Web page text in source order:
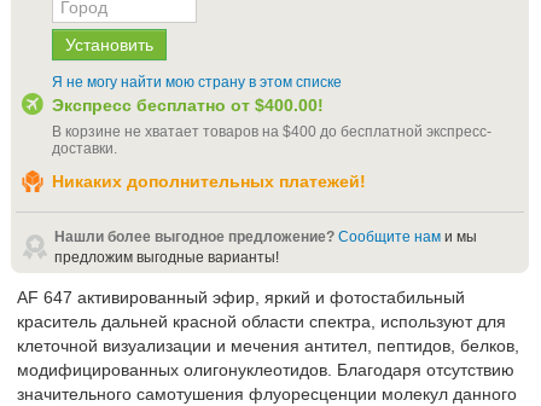
Я не могу найти мою страну в этом списке
Экспресс бесплатно от $400.00!
В корзине не хватает товаров на $400 до бесплатной экспресс-
доставки.
Никаких дополнительных платежей!
Нашли более выгодное предложение? Сообщите нам и мы
предложим выгодные варианты!
AF 647 активированный эфир, яркий и фотостабильный
краситель дальней красной области спектра, используют для
клеточной визуализации и мечения антител, пептидов, белков,
модифицированных олигонуклеотидов. Благодаря отсутствию
значительного самотушения флуоресценции молекул данного